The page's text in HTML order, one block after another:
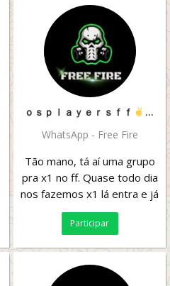
ｏｓㅤｐｌａｙｅｒｓㅤｆｆ
WhatsApp - Free Fire
Tão mano, tá aí uma grupo
pra x1 no ff. Quase todo dia
nos fazemos x1 lá entra e já
manda o id, bora x1 seus
logos?
Participar